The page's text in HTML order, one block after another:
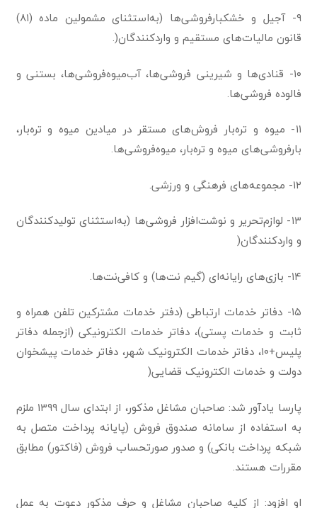
۹- آجیل و خشکبارفروشی‌ها (به‌استثنای مشمولین ماده (۸۱)
قانون مالیات‌های مستقیم و واردکنندگان(.
۱۰- قنادی‌ها و شیرینی فروشی‌ها، آب‌میوه‌فروشی‌ها، بستنی و
فالوده فروشی‌ها.
۱۱- میوه و تره‌بار فروش‌های مستقر در میادین میوه و تره‌بار،
بارفروشی‌های میوه و تره‌بار، میوه‌فروشی‌ها.
۱۲- مجموعه‌های فرهنگی و ورزشی.
۱۳- لوازم‌تحریر و نوشت‌افزار فروشی‌ها (به‌استثنای تولیدکنندگان
و واردکنندگان(
۱۴- بازی‌های رایانه‌ای (گیم نت‌ها) و کافی‌نت‌ها.
۱۵- دفاتر خدمات ارتباطی (دفتر خدمات مشترکین تلفن همراه و
ثابت و خدمات پستی)، دفاتر خدمات الکترونیکی (ازجمله دفاتر
پلیس+۱۰، دفاتر خدمات الکترونیک شهر، دفاتر خدمات پیشخوان
دولت و خدمات الکترونیک قضایی(
پارسا یادآور شد: صاحبان مشاغل مذکور، از ابتدای سال ۱۳۹۹ ملزم
به استفاده از سامانه صندوق فروش (پایانه پرداخت متصل به
شبکه پرداخت بانکی) و صدور صورتحساب فروش (فاکتور) مطابق
مقررات هستند.
او افزود: از کلیه صاحبان مشاغل و حرف مذکور دعوت به عمل